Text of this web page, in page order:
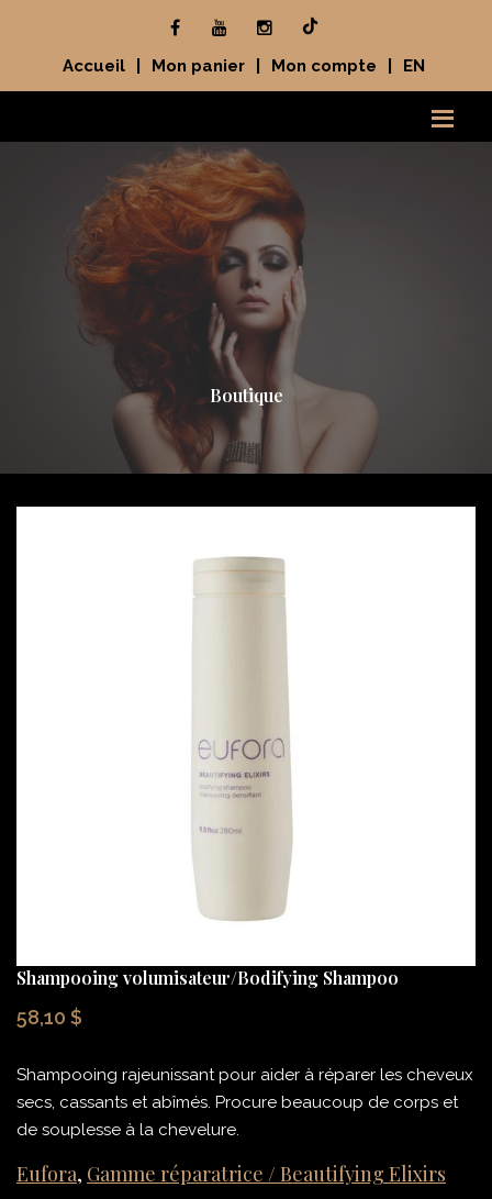
Accueil Mon panier Mon compte EN
Boutique
Shampooing volumisateur/Bodifying Shampoo
58,10 $
Shampooing rajeunissant pour aider à réparer les cheveux
secs, cassants et abîmés. Procure beaucoup de corps et
de souplesse à la chevelure.
Eufora, Gamme réparatrice / Beautifying Elixirs